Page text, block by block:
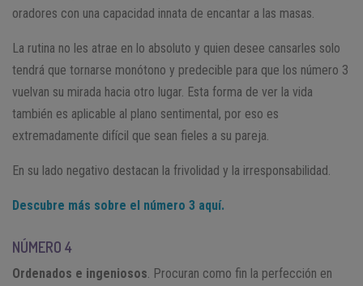
oradores con una capacidad innata de encantar a las masas.
La rutina no les atrae en lo absoluto y quien desee cansarles solo
tendrá que tornarse monótono y predecible para que los número 3
vuelvan su mirada hacia otro lugar. Esta forma de ver la vida
también es aplicable al plano sentimental, por eso es
extremadamente difícil que sean fieles a su pareja.
En su lado negativo destacan la frivolidad y la irresponsabilidad.
Descubre más sobre el número 3 aquí.
NÚMERO 4
Ordenados e ingeniosos. Procuran como fin la perfección en